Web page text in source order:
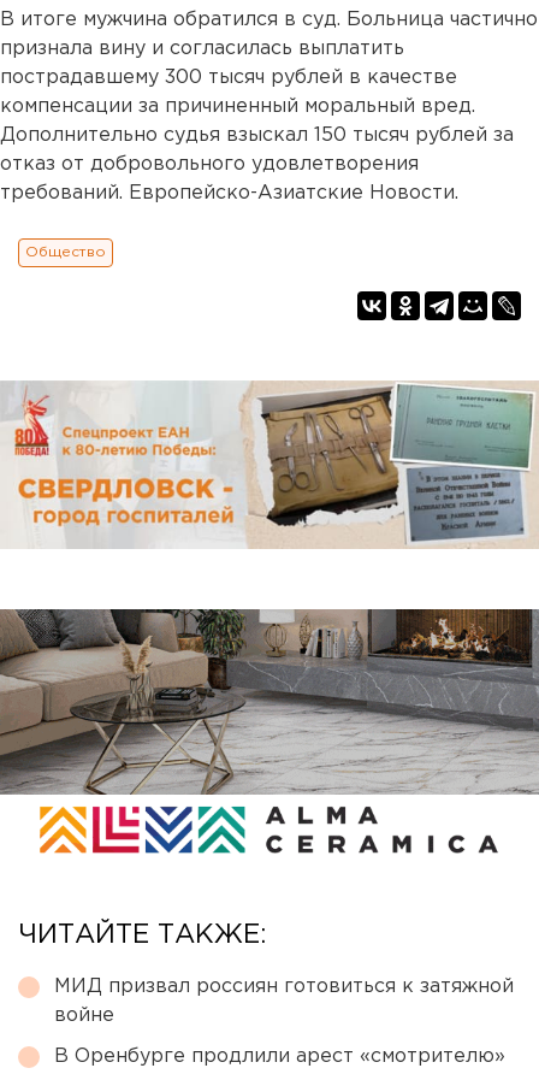
В итоге мужчина обратился в суд. Больница частично
признала вину и согласилась выплатить
пострадавшему 300 тысяч рублей в качестве
компенсации за причиненный моральный вред.
Дополнительно судья взыскал 150 тысяч рублей за
отказ от добровольного удовлетворения
требований. Европейско-Азиатские Новости.
Общество
ЧИТАЙТЕ ТАКЖЕ:
МИД призвал россиян готовиться к затяжной
войне
В Оренбурге продлили арест «смотрителю»